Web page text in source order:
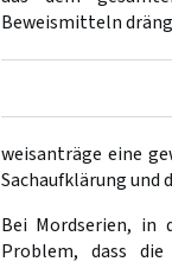
Beweismitteln
weisanträge eine
Sachaufklärung
Bei Mordserien, in
Problem, dass